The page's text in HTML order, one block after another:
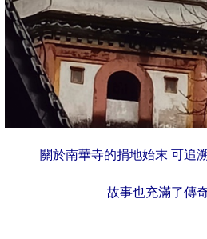
關於南華寺的捐地始末 可追
故事也充滿了傳